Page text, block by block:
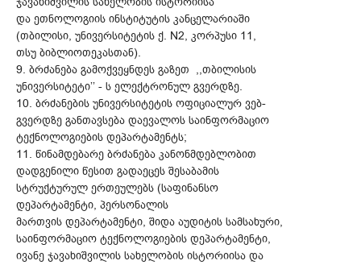
და ეთნოლოგიის ინსტიტუტის კანცელარიაში
(თბილისი, უნივერსიტეტის ქ. N2, კორპუსი 11,
თსუ ბიბლიოთეკასთან).
9. ბრძანება გამოქვეყნდეს გაზეთ ,,თბილისის
უნივერსიტეტი’’ - ს ელექტრონულ გვერდზე.
10. ბრძანების უნივერსიტეტის ოფიციალურ ვებ-
გვერდზე განთავსება დაევალოს საინფორმაციო
ტექნოლოგიების დეპარტამენტს;
11. წინამდებარე ბრძანება კანონმდებლობით
დადგენილი წესით გადაეცეს შესაბამის
სტრუქტურულ ერთეულებს (საფინანსო
დეპარტამენტი, პერსონალის
მართვის დეპარტამენტი, შიდა აუდიტის სამსახური,
საინფორმაციო ტექნოლოგიების დეპარტამენტი,
ივანე ჯავახიშვილის სახელობის ისტორიისა და